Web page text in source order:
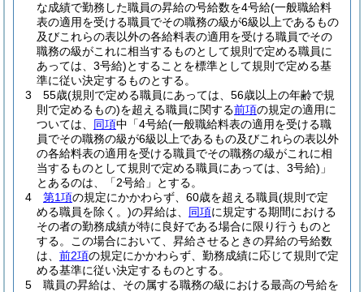
な成績で勤務した職員の昇給の号給数を4号給(一般職給料
表の適用を受ける職員でその職務の級が6級以上であるもの
及びこれらの表以外の各給料表の適用を受ける職員でその
職務の級がこれに相当するものとして規則で定める職員に
あっては、3号給)とすることを標準として規則で定める基
準に従い決定するものとする。
3
55歳(規則で定める職員にあっては、56歳以上の年齢で規
則で定めるもの)を超える職員に関する前項の規定の適用に
ついては、 同項中「4号給(一般職給料表の適用を受ける職
員でその職務の級が6級以上であるもの及びこれらの表以外
の各給料表の適用を受ける職員でその職務の級がこれに相
当するものとして規則で定める職員にあっては、3号給) 」
とあるのは、「2号給」とする。
4
第1項の規定にかかわらず、60歳を超える職員(規則で定
める職員を除く。)の昇給は、 同項に規定する期間における
その者の勤務成績が特に良好である場合に限り行うものと
する。
この場合において、昇給させるときの昇給の号給数
は、 前2項の規定にかかわらず、勤務成績に応じて規則で定
める基準に従い決定するものとする。
5
職員の昇給は、その属する職務の級における最高の号給を